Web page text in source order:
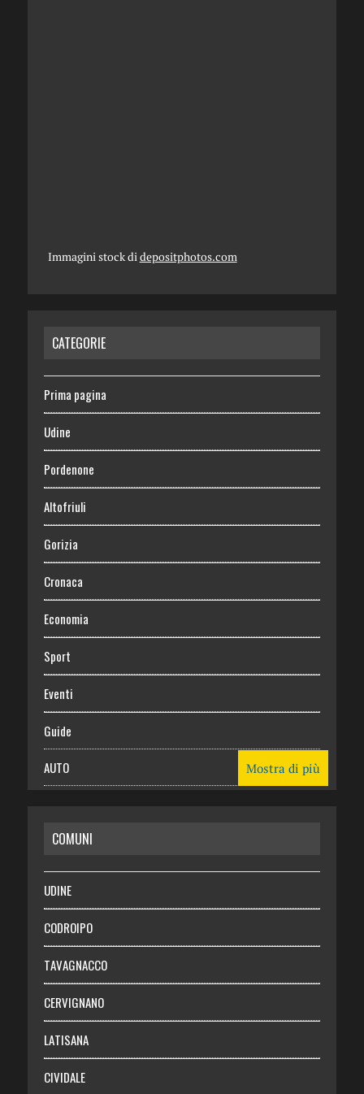
Immagini stock di depositphotos.com
CATEGORIE
Prima pagina
Udine
Pordenone
Altofriuli
Gorizia
Cronaca
Economia
Sport
Eventi
Guide
AUTO
RISPARMIO
SALUTE
Necrologie
Chi siamo
Abbonati
Login
Mostra di più
COMUNI
UDINE
CODROIPO
TAVAGNACCO
CERVIGNANO
LATISANA
CIVIDALE